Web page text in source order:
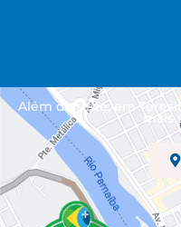
Além da sede, em
mais